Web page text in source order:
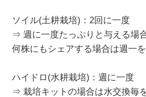
ソイル(土耕栽培)：2回に一度
⇒ 週に一度たっぷりと与える場
何株にもシェアする場合は週一
ハイドロ(水耕栽培)：週に一度
⇒ 栽培キットの場合は水交換毎